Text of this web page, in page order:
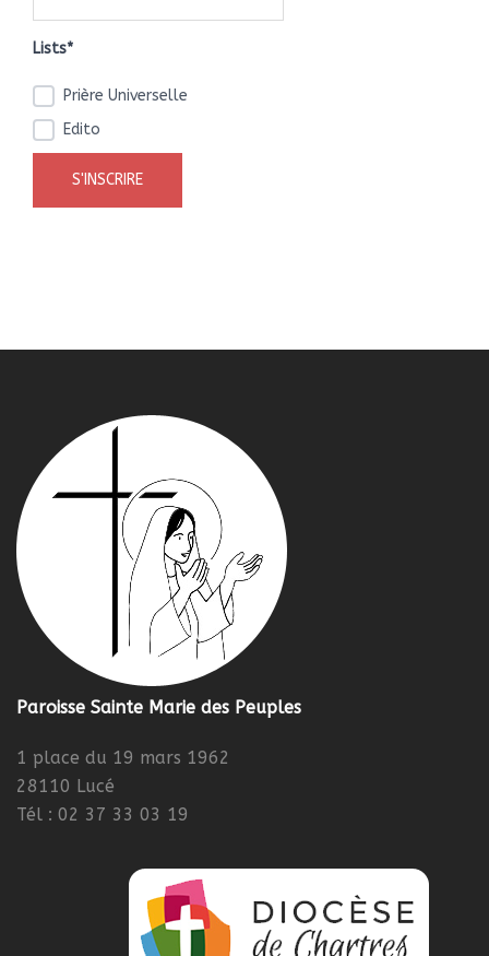
Lists*
Prière Universelle
Edito
Paroisse Sainte Marie des Peuples
1 place du 19 mars 1962
28110 Lucé
Tél : 02 37 33 03 19